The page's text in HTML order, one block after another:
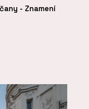
- Znamení